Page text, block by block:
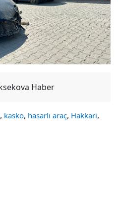
Haber
, kasko, hasarlı araç, Hakkari,